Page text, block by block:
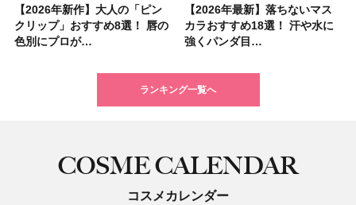
【2026年新作】大人の「ピン
クリップ」おすすめ8選！ 唇の
色別にプロが…
【2026年最新】落ちないマス
カラおすすめ18選！ 汗や水に
強くパンダ目…
【クリスマスコフレ2026】ク
リニークのホリデーコフレを一
挙紹介！ 人気…
【2026夏】「大人のニキビケ
ア」ランキングTOP5！＜マキ
アビューティ…
【2026年最新】落ちないマス
カラおすすめ18選！ 汗や水に
強くパンダ目…
シャネルの新作リップ「ルージ
ュ ココ イドゥラ グロス」全15
色スウォッ…
【石井美保さん・50歳のボディ
ケア愛用品16選】首・手・バス
トのパーツケ…
【ニベア】美容液リップクリー
ム＆ボディスクラブが新登場！
大人気の色付き…
【石井美保さんのおすすめお菓
子＆お茶10選】手土産にもぴっ
たり
【40代以上におすすめのプロテ
イン10選】美と健康に不可欠な
タンパク質を…
【2026年夏】小顔に見えるボ
ブの髪型37選！ レイヤー・切
りっぱなしな…
【最新】髪のうねり・広がり・
くせ毛におすすめのシャンプー
17選
【ILLIT（アイリット）ライブ
レポ】TOYOTA ARENA
TOKY…
【無印良品】スキンケア×衣料
素材の最強タッグで実現！ 着
るだけで保湿でき…
【ルナソルアイシャドウ】アイ
カラーレーションN新色・限定
色をイエベ・ブ…
ツヤ好きの人生チーク！エナモ
ル メロウメルティングチーク
限定〈102 ロ…
ランキング一覧へ
COSME CALENDAR
コスメカレンダー